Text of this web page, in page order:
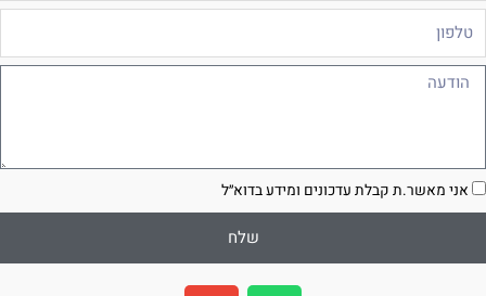
אני מאשר.ת קבלת עדכונים ומידע בדוא״ל
שלח